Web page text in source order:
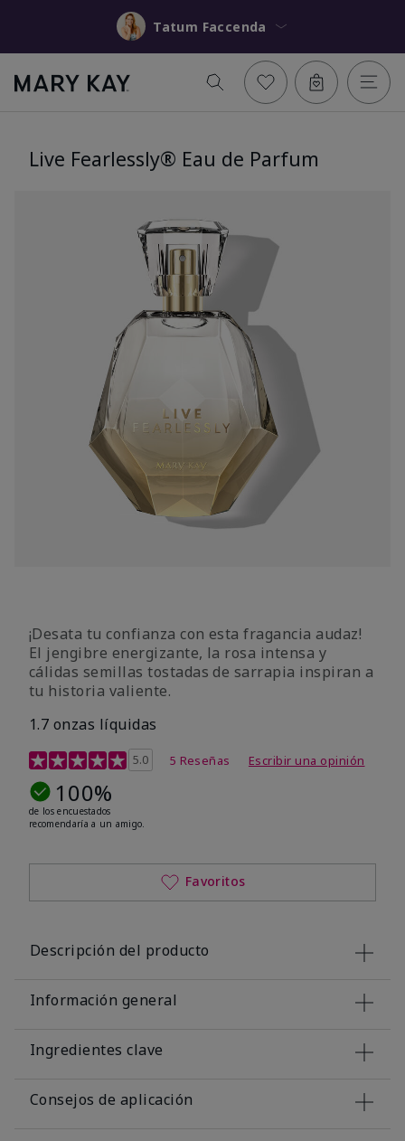
Tatum Faccenda
Live Fearlessly® Eau de Parfum
¡Desata tu confianza con esta fragancia audaz!
El jengibre energizante, la rosa intensa y
cálidas semillas tostadas de sarrapia inspiran a
tu historia valiente.
1.7 onzas líquidas
Calificación de clientes de 4,7 de 5
5.0 5 Reseñas Escribir una opinión
100%
de los encuestados
recomendaría a un amigo.
Favoritos
Descripción del producto
Información general
Ingredientes clave
Consejos de aplicación